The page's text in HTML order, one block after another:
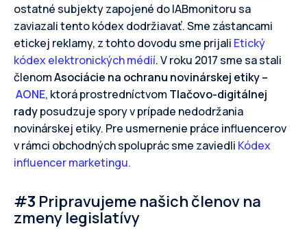
ostatné subjekty zapojené do IABmonitoru sa
zaviazali tento kódex dodržiavať. Sme zástancami
etickej reklamy, z tohto dovodu sme prijali Etický
kódex elektronických médií. V roku 2017 sme sa stali
členomAsociácie na ochranu novinárskej etiky –
AONE, ktorá prostredníctvom Tlačovo-digitálnej
radyposudzuje spory v prípade nedodržania
novinárskej etiky. Pre usmernenie práce influencerov
v rámci obchodných spoluprác sme zaviedli Kódex
influencer marketingu.
#3 Pripravujeme našich členov na
zmeny legislatívy